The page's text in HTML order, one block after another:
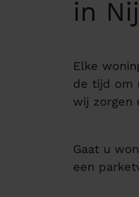
in
Elke
de tijd om
wij zorgen
Gaat u
een